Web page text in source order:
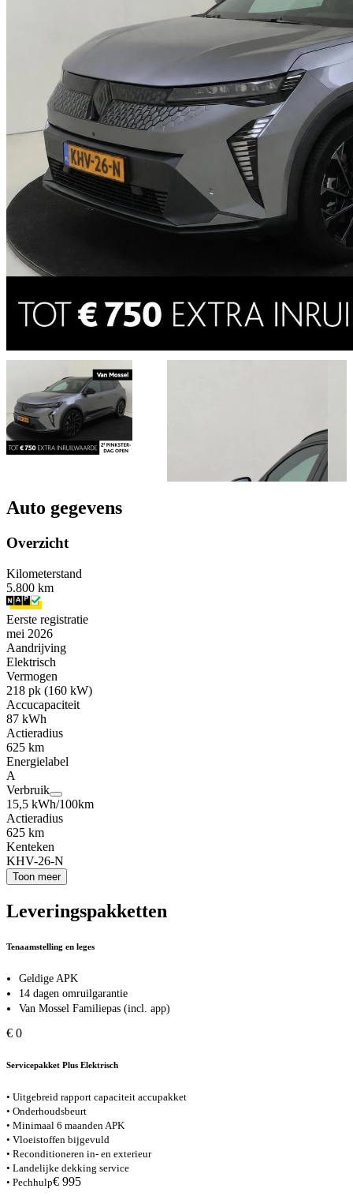
Auto gegevens
Overzicht
Kilometerstand
5.800 km
Eerste registratie
mei 2026
Aandrijving
Elektrisch
Vermogen
218 pk (160 kW)
Accucapaciteit
87 kWh
Actieradius
625 km
Energielabel
A
Verbruik
15,5 kWh/100km
Actieradius
625 km
Kenteken
KHV-26-N
Toon meer
Leveringspakketten
Tenaamstelling en leges
Geldige APK
14 dagen omruilgarantie
Van Mossel Familiepas (incl. app)
€ 0
Servicepakket Plus Elektrisch
• Uitgebreid rapport capaciteit accupakket
• Onderhoudsbeurt
• Minimaal 6 maanden APK
• Vloeistoffen bijgevuld
• Reconditioneren in- en exterieur
• Landelijke dekking service
• Pechhulp€ 995